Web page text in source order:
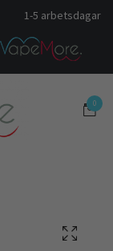
1-5 arbetsdagar
0